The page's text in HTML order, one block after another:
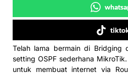
Telah lama bermain di Bridging
setting OSPF sederhana
untuk membuat internet via